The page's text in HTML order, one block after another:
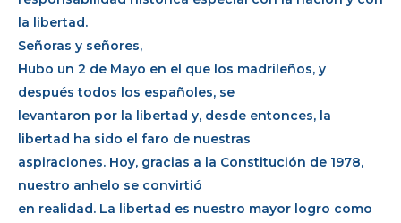
la libertad.
Señoras y señores,
Hubo un 2 de Mayo en el que los madrileños, y
después todos los españoles, se
levantaron por la libertad y, desde entonces, la
libertad ha sido el faro de nuestras
aspiraciones. Hoy, gracias a la Constitución de 1978,
nuestro anhelo se convirtió
en realidad. La libertad es nuestro mayor logro como